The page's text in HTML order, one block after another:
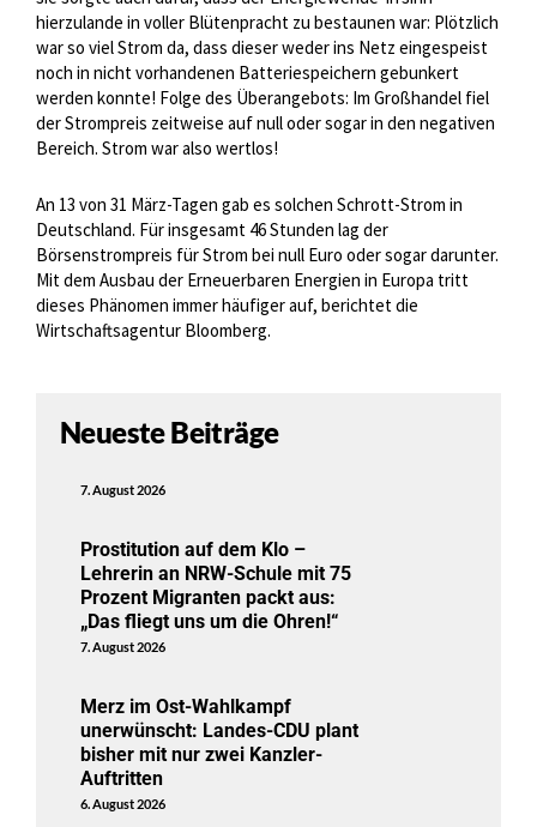
hierzulande in voller Blütenpracht zu bestaunen war: Plötzlich
war so viel Strom da, dass dieser weder ins Netz eingespeist
noch in nicht vorhandenen Batteriespeichern gebunkert
werden konnte! Folge des Überangebots: Im Großhandel fiel
der Strompreis zeitweise auf null oder sogar in den negativen
Bereich. Strom war also wertlos!
An 13 von 31 März-Tagen gab es solchen Schrott-Strom in
Deutschland. Für insgesamt 46 Stunden lag der
Börsenstrompreis für Strom bei null Euro oder sogar darunter.
Mit dem Ausbau der Erneuerbaren Energien in Europa tritt
dieses Phänomen immer häufiger auf, berichtet die
Wirtschaftsagentur Bloomberg.
Neueste Beiträge
7. August 2026
Prostitution auf dem Klo –
Lehrerin an NRW-Schule mit 75
Prozent Migranten packt aus:
„Das fliegt uns um die Ohren!“
7. August 2026
Merz im Ost-Wahlkampf
unerwünscht: Landes-CDU plant
bisher mit nur zwei Kanzler-
Auftritten
6. August 2026